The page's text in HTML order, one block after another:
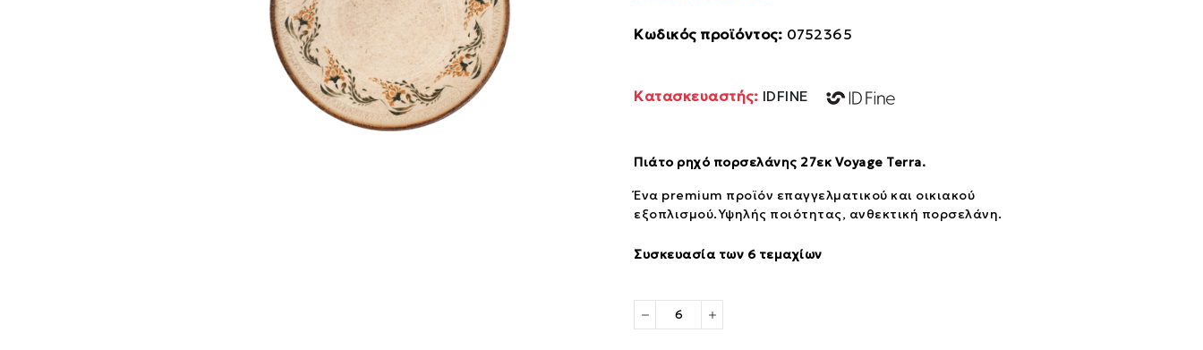
Κωδικός προϊόντος: 0752365
Κατασκευαστής: IDFINE
Πιάτο ρηχό πορσελάνης 27εκ Voyage Terra.
Ένα premium προϊόν επαγγελματικού και οικιακού
εξοπλισμού.Υψηλής ποιότητας, ανθεκτική πορσελάνη.
Συσκευασία των 6 τεμαχίων